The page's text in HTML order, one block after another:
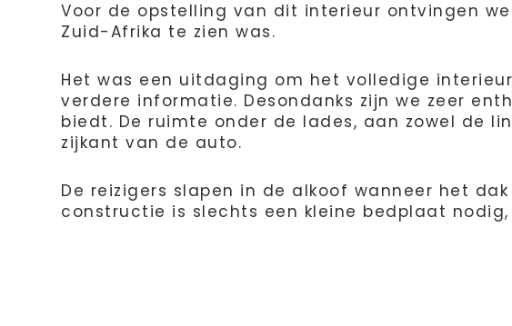
Voor de opstelling van dit interieur ontvingen
Zuid-Afrika te zien was.
Het was een uitdaging om het volledige
verdere informatie. Desondanks zijn we zeer
biedt. De ruimte onder de lades, aan zowel de
zijkant van de auto.
De reizigers slapen in de alkoof wanneer het
constructie is slechts een kleine bedplaat